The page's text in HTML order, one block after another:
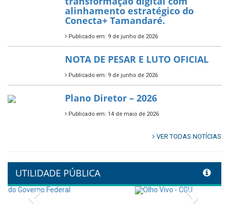
Prefeitura de Tamandaré abre
inscrições para o Festival
Multicultural PNAB 2026
🌳🌱 Projeto Arborização Urbana!
🌿🚤 Semana Mundial do Meio
Publicado em: 9 de junho de 2026
Controladoria fortalece
transformação digital com
alinhamento estratégico do
Conecta+ Tamandaré.